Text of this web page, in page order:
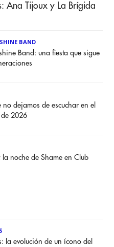
Ana Tijoux y La Brígida
BAND
Band: una fiesta que sigue
no dejamos de escuchar en el
de 2026
la noche de Shame en Club
la evolución de un ícono del